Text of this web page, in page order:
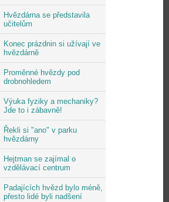
Hvězdárna se představila
učitelům
Konec prázdnin si užívají ve
hvězdárně
Proměnné hvězdy pod
drobnohledem
Výuka fyziky a mechaniky?
Jde to i zábavně!
Řekli si "ano" v parku
hvězdárny
Hejtman se zajímal o
vzdělávací centrum
Padajících hvězd bylo méně,
přesto lidé byli nadšení